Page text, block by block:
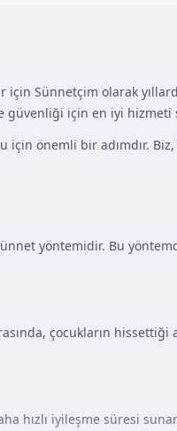
Sünnetçim olarak
güvenliği için en iyi hizmeti
önemli bir adımdır.
yöntemidir. Bu
çocukların
hızlı iyileşme süresi